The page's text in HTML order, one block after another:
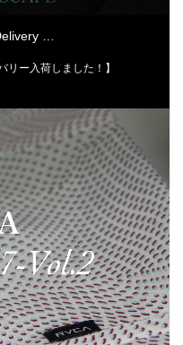
…
リー入荷しました！】